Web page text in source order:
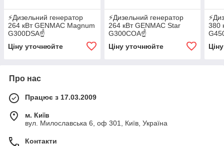
⚡️Дизельний генератор
264 кВт GENMAC Magnum
G300DSA☝
Ціну уточнюйте
⚡️Дизельний генератор
264 кВт GENMAC Star
G300COA☝
Ціну уточнюйте
380
Про нас
Працює з 17.03.2009
м. Київ
вул. Милославська 6, оф 301, Київ, Україна
Контакти